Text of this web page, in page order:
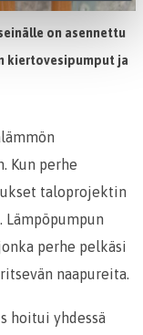
on asennettu
kiertovesipumput ja
Kun perhe
taloprojektin
Lämpöpumpun
perhe pelkäsi
naapureita.
hoitui yhdessä